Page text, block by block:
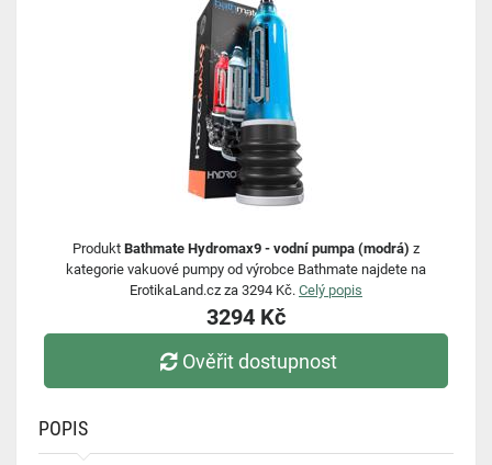
Produkt Bathmate Hydromax9 - vodní pumpa (modrá) z
kategorie vakuové pumpy od výrobce Bathmate najdete na
ErotikaLand.cz za 3294 Kč. Celý popis
3294 Kč
Ověřit dostupnost
POPIS